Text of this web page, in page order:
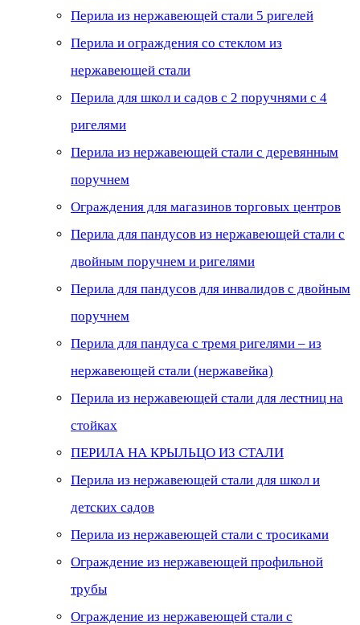
Перила из нержавеющей стали 5 ригелей
Перила и ограждения со стеклом из
нержавеющей стали
Перила для школ и садов с 2 поручнями с 4
ригелями
Перила из нержавеющей стали с деревянным
поручнем
Ограждения для магазинов торговых центров
Перила для пандусов из нержавеющей стали с
двойным поручнем и ригелями
Перила для пандусов для инвалидов с двойным
поручнем
Перила для пандуса с тремя ригелями – из
нержавеющей стали (нержавейка)
Перила из нержавеющей стали для лестниц на
стойках
ПЕРИЛА НА КРЫЛЬЦО ИЗ СТАЛИ
Перила из нержавеющей стали для школ и
детских садов
Перила из нержавеющей стали с тросиками
Ограждение из нержавеющей профильной
трубы
Ограждение из нержавеющей стали с